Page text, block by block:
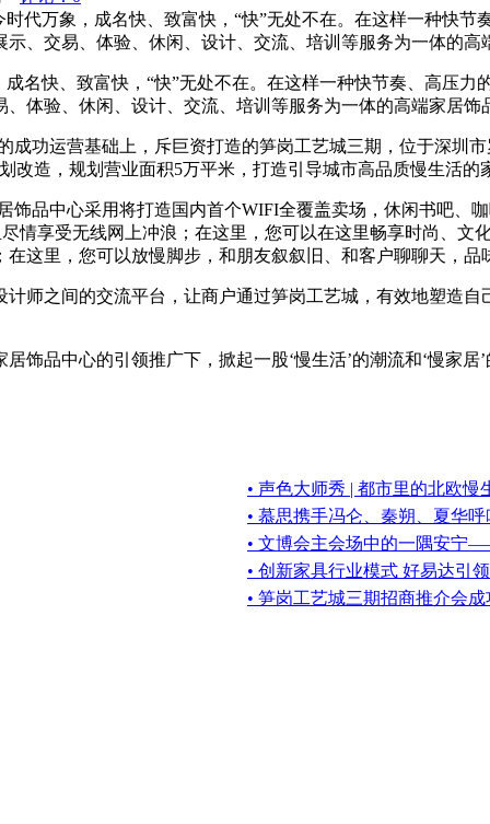
代万象，成名快、致富快，“快”无处不在。在这样一种快
、交易、体验、休闲、设计、交流、培训等服务为一体的
名快、致富快，“快”无处不在。在这样一种快节奏、高压
体验、休闲、设计、交流、培训等服务为一体的高端家居
成功运营基础上，斥巨资打造的笋岗工艺城三期，位于深圳
改造，规划营业面积5万平米，打造引导城市高品质慢生活的
饰品中心采用将打造国内首个WIFI全覆盖卖场，休闲书吧、
情享受无线网上冲浪；在这里，您可以在这里畅享时尚、文
这里，您可以放慢脚步，和朋友叙叙旧、和客户聊聊天，品
师之间的交流平台，让商户通过笋岗工艺城，有效地塑造
饰品中心的引领推广下，掀起一股‘慢生活’的潮流和‘慢家居
• 声色大师秀 | 都市里的北欧慢
• 慕思携手冯仑、秦朔、夏华
• 文博会主会场中的一隅安宁
• 创新家具行业模式 好易达引
• 笋岗工艺城三期招商推介会